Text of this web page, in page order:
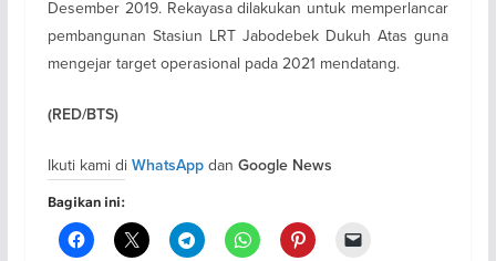
Desember 2019. Rekayasa dilakukan untuk memperlancar
pembangunan Stasiun LRT Jabodebek Dukuh Atas guna
mengejar target operasional pada 2021 mendatang.
(RED/BTS)
Ikuti kami di WhatsAppdan Google News
Bagikan ini: